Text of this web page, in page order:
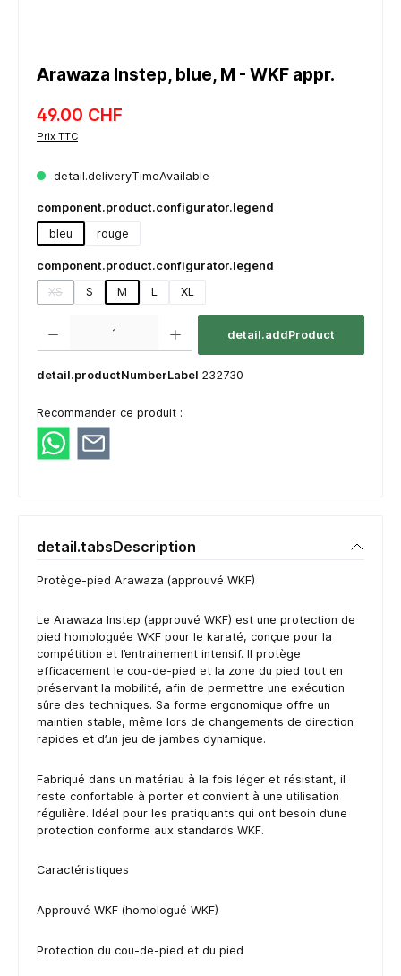
Arawaza Instep, blue, M - WKF appr.
49.00 CHF
Prix TTC
detail.deliveryTimeAvailable
component.product.configurator.legend
bleu
rouge
component.product.configurator.legend
XS
(detail.unavailableTooltip)
S M L XL
detail.addProduct
detail.productNumberLabel 232730
Recommander ce produit :
detail.tabsDescription
Protège-pied Arawaza (approuvé WKF)
Le Arawaza Instep (approuvé WKF) est une protection de
pied homologuée WKF pour le karaté, conçue pour la
compétition et l’entrainement intensif. Il protège
efficacement le cou-de-pied et la zone du pied tout en
préservant la mobilité, afin de permettre une exécution
sûre des techniques. Sa forme ergonomique offre un
maintien stable, même lors de changements de direction
rapides et d’un jeu de jambes dynamique.
Fabriqué dans un matériau à la fois léger et résistant, il
reste confortable à porter et convient à une utilisation
régulière. Idéal pour les pratiquants qui ont besoin d’une
protection conforme aux standards WKF.
Caractéristiques
Approuvé WKF (homologué WKF)
Protection du cou-de-pied et du pied